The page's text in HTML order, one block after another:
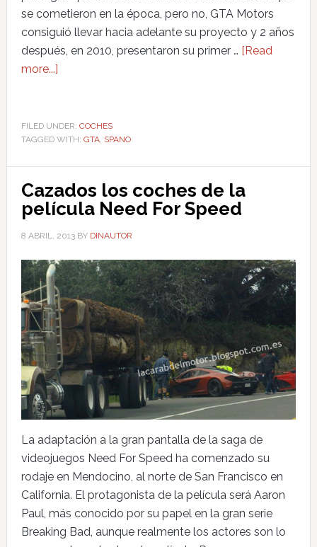
se cometieron en la época, pero no, GTA Motors
consiguió llevar hacia adelante su proyecto y 2 años
después, en 2010, presentaron su primer … [Read
more...]
FILED UNDER: COCHES
TAGGED WITH: GTA, SPANO
Cazados los coches de la
película Need For Speed
8 ABRIL, 2013BY DINAUTOR
La adaptación a la gran pantalla de la saga de
videojuegos Need For Speed ha comenzado su
rodaje en Mendocino, al norte de San Francisco en
California. El protagonista de la película será Aaron
Paul, más conocido por su papel en la gran serie
Breaking Bad, aunque realmente los actores son lo